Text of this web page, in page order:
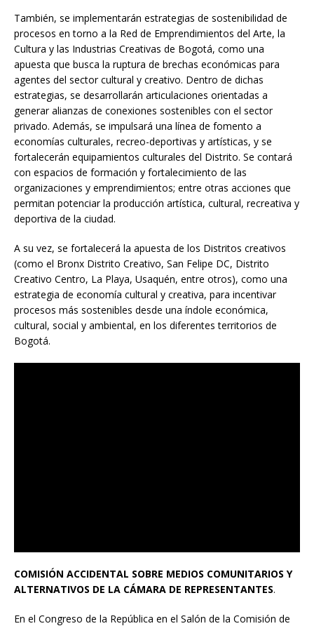
También, se implementarán estrategias de sostenibilidad de
procesos en torno a la Red de Emprendimientos del Arte, la
Cultura y las Industrias Creativas de Bogotá, como una
apuesta que busca la ruptura de brechas económicas para
agentes del sector cultural y creativo. Dentro de dichas
estrategias, se desarrollarán articulaciones orientadas a
generar alianzas de conexiones sostenibles con el sector
privado. Además, se impulsará una línea de fomento a
economías culturales, recreo-deportivas y artísticas, y se
fortalecerán equipamientos culturales del Distrito. Se contará
con espacios de formación y fortalecimiento de las
organizaciones y emprendimientos; entre otras acciones que
permitan potenciar la producción artística, cultural, recreativa y
deportiva de la ciudad.
A su vez, se fortalecerá la apuesta de los Distritos creativos
(como el Bronx Distrito Creativo, San Felipe DC, Distrito
Creativo Centro, La Playa, Usaquén, entre otros), como una
estrategia de economía cultural y creativa, para incentivar
procesos más sostenibles desde una índole económica,
cultural, social y ambiental, en los diferentes territorios de
Bogotá.
COMISIÓN ACCIDENTAL SOBRE MEDIOS COMUNITARIOS Y
ALTERNATIVOS DE LA CÁMARA DE REPRESENTANTES.
En el Congreso de la República en el Salón de la Comisión de